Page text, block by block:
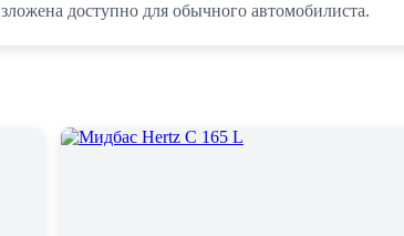
доступно для обычного автомобилиста.